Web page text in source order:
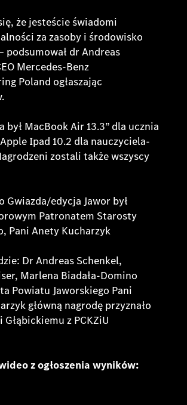
że jesteście świadomi
za zasoby i środowisko
– podsumował dr Andreas
Mercedes-Benz
Poland ogłaszając
był MacBook Air 13.3” dla ucznia
Ipad 10.2 dla nauczyciela-
zostali także wszyscy
Gwiazda/edycja Jawor był
Patronatem Starosty
Pani Anety Kucharzyk
Dr Andreas Schenkel,
Marlena Biadała-Domino
Powiatu Jaworskiego Pani
główną nagrodę przyznało
z PCKZiU
z ogłoszenia wyników: